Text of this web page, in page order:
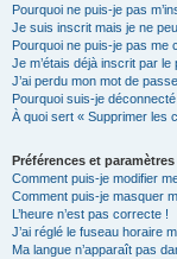
Pourquoi ne puis-je pas
Je suis inscrit mais je ne
Pourquoi ne puis-je pas me
Je m’étais déjà inscrit par
J’ai perdu mon mot de
Pourquoi suis-je
À quoi sert « Supprimer les
Préférences et
Comment puis-je modifier
Comment puis-je masquer
L’heure n’est pas correcte !
J’ai réglé le fuseau horaire
Ma langue n’apparaît pas